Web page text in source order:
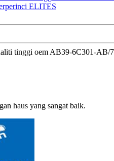
tinggi oem AB39-6C301-
haus yang sangat baik.